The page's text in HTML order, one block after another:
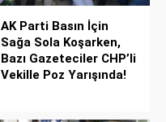
AK Parti Basın İçin
Sağa Sola Koşarken,
Bazı Gazeteciler CHP’li
Vekille Poz Yarışında!